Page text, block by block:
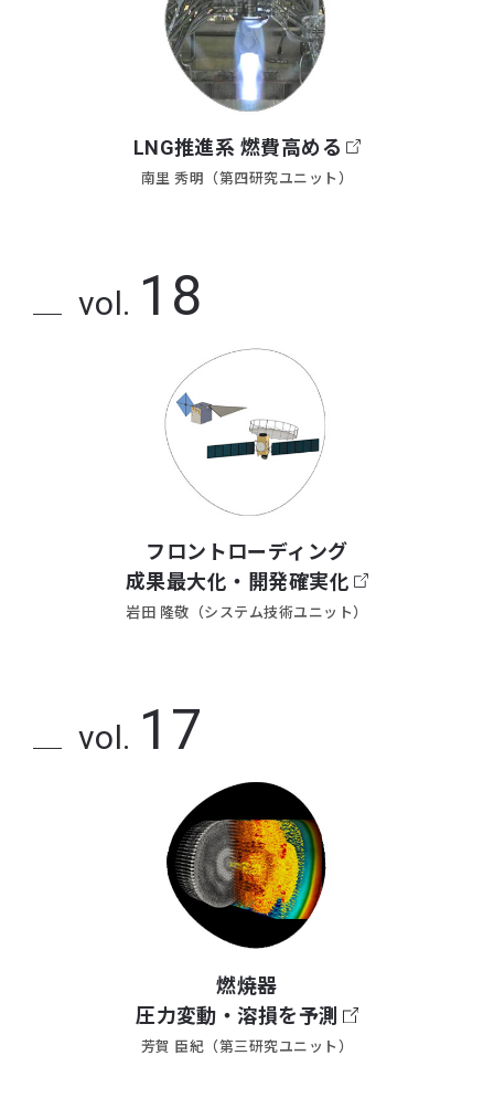
LNG推進系 燃費高める
南里 秀明（第四研究ユニット）
フロントローディング
成果最大化・開発確実化
vol. 18
岩田 隆敬（システム技術ユニット）
燃焼器
圧力変動・溶損を予測
vol. 17
芳賀 臣紀（第三研究ユニット）